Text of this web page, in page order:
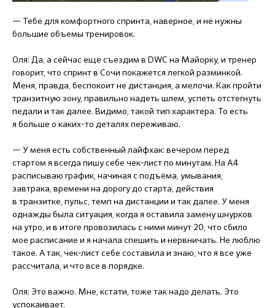
— Тебе для комфортного спринта, наверное, и не нужны
большие объемы тренировок.
Оля: Да, а сейчас еще съездим в DWC на Майорку, и тренер
говорит, что спринт в Сочи покажется легкой разминкой.
Меня, правда, беспокоит не дистанция, а мелочи. Как пройти
транзитную зону, правильно надеть шлем, успеть отстегнуть
педали и так далее. Видимо, такой тип характера. То есть
я больше о каких-то деталях переживаю.
— У меня есть собственный лайфхак: вечером перед
стартом я всегда пишу себе чек-лист по минутам. На А4
расписываю график, начиная с подъёма, умывания,
завтрака, времени на дорогу до старта, действия
в транзитке, пульс, темп на дистанции и так далее. У меня
однажды была ситуация, когда я оставила замену шнурков
на утро, и в итоге провозилась с ними минут 20, что сбило
мое расписание и я начала спешить и нервничать. Не люблю
такое. А так, чек-лист себе составила и знаю, что я все уже
рассчитала, и что все в порядке.
Оля: Это важно. Мне, кстати, тоже так надо делать. Это
успокаивает.